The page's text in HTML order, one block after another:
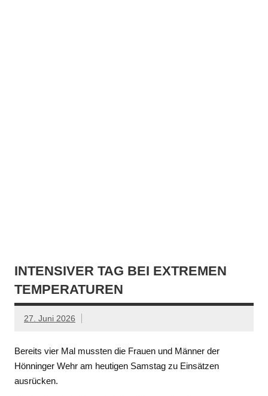
INTENSIVER TAG BEI EXTREMEN
TEMPERATUREN
27. Juni 2026
Bereits vier Mal mussten die Frauen und Männer der
Hönninger Wehr am heutigen Samstag zu Einsätzen
ausrücken.